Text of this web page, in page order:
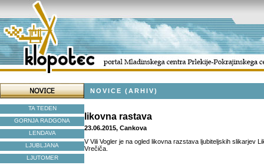
TA TEDEN
GORNJA RADGONA
LENDAVA
LJUBLJANA
LJUTOMER
NOVICE (ARHIV)
likovna rastava
23.06.2015, Cankova
V Vili Vogler je na ogled likovna razstava ljubiteljskih slikarjev
Vrečiča.